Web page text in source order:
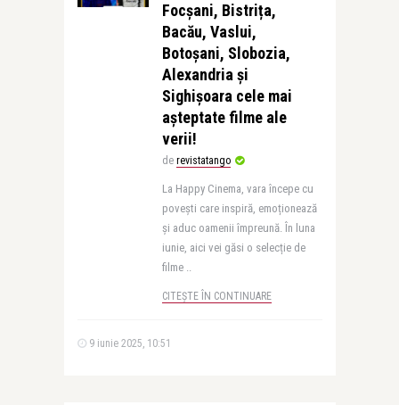
Focșani, Bistrița,
Bacău, Vaslui,
Botoșani, Slobozia,
Alexandria și
Sighișoara cele mai
așteptate filme ale
verii!
de revistatango
La Happy Cinema, vara începe cu
povești care inspiră, emoționează
și aduc oamenii împreună. În luna
iunie, aici vei găsi o selecție de
filme ..
CITEȘTE ÎN CONTINUARE
9 iunie 2025, 10:51